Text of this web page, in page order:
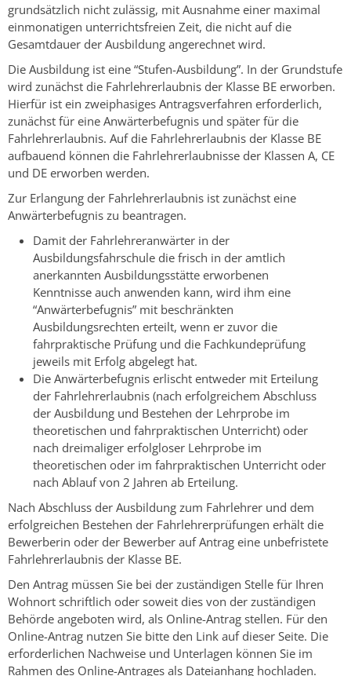
grundsätzlich nicht zulässig, mit Ausnahme einer maximal
einmonatigen unterrichtsfreien Zeit, die nicht auf die
Gesamtdauer der Ausbildung angerechnet wird.
Die Ausbildung ist eine “Stufen-Ausbildung”. In der Grundstufe
wird zunächst die Fahrlehrerlaubnis der Klasse BE erworben.
Hierfür ist ein zweiphasiges Antragsverfahren erforderlich,
zunächst für eine Anwärterbefugnis und später für die
Fahrlehrerlaubnis. Auf die Fahrlehrerlaubnis der Klasse BE
aufbauend können die Fahrlehrerlaubnisse der Klassen A, CE
und DE erworben werden.
Zur Erlangung der Fahrlehrerlaubnis ist zunächst eine
Anwärterbefugnis zu beantragen.
Damit der Fahrlehreranwärter in der
Ausbildungsfahrschule die frisch in der amtlich
anerkannten Ausbildungsstätte erworbenen
Kenntnisse auch anwenden kann, wird ihm eine
“Anwärterbefugnis” mit beschränkten
Ausbildungsrechten erteilt, wenn er zuvor die
fahrpraktische Prüfung und die Fachkundeprüfung
jeweils mit Erfolg abgelegt hat.
Die Anwärterbefugnis erlischt entweder mit Erteilung
der Fahrlehrerlaubnis (nach erfolgreichem Abschluss
der Ausbildung und Bestehen der Lehrprobe im
theoretischen und fahrpraktischen Unterricht) oder
nach dreimaliger erfolgloser Lehrprobe im
theoretischen oder im fahrpraktischen Unterricht oder
nach Ablauf von 2 Jahren ab Erteilung.
Nach Abschluss der Ausbildung zum Fahrlehrer und dem
erfolgreichen Bestehen der Fahrlehrerprüfungen erhält die
Bewerberin oder der Bewerber auf Antrag eine unbefristete
Fahrlehrerlaubnis der Klasse BE.
Den Antrag müssen Sie bei der zuständigen Stelle für Ihren
Wohnort schriftlich oder soweit dies von der zuständigen
Behörde angeboten wird, als Online-Antrag stellen. Für den
Online-Antrag nutzen Sie bitte den Link auf dieser Seite. Die
erforderlichen Nachweise und Unterlagen können Sie im
Rahmen des Online-Antrages als Dateianhang hochladen.